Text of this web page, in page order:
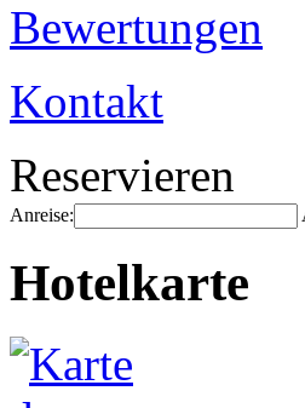
Bewertungen
Kontakt
Reservieren
Anreise:
Hotelkarte